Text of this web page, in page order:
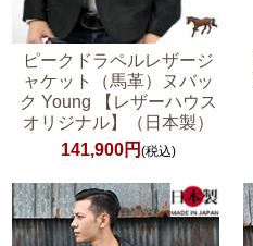
ピークドラペルレザージ
ャケット（馬革）ヌバッ
ク Young 【レザーハウス
オリジナル】（日本製）
141,900円(税込)